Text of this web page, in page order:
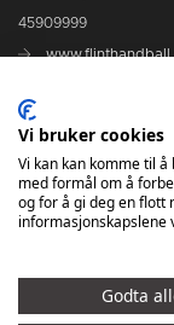
45909999
Vi bruker cookies
Vi kan kan komme til
med formål om å
og for å gi deg en flott
informasjonskapslene
Godta